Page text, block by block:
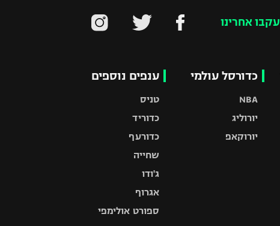
עקבו אחרינו
כדורסל עולמי
NBA
יורוליג
יורוקאפ
ענפים נוספים
טניס
כדוריד
כדורעף
שחייה
ג'ודו
אגרוף
ספורט אולימפי